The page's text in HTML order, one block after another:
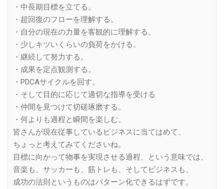
・中長期目標を立てる。
・超回復のフローを理解する。
・自分の現在の力量を客観的に理解する。
・少しキツいくらいの負荷をかける。
・継続して努力する。
・成果を定点観測する。
・PDCAサイクルを回す。
・そして目的に応じて適切な指導を受ける
・仲間を見つけて切磋琢磨する。
・何よりも過程と瞬間を楽しむ。
皆さんが現在従事しているビジネスに当てはめて、
ちょっと考えてみてくださいね。
目標に向かって物事を実現させる過程、という意味では、
音楽も、サッカーも、筋トレも、そしてビジネスも、
成功の法則というものはパターン化できるはずです。